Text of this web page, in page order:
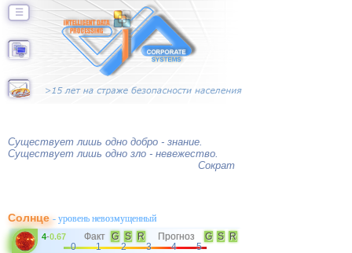
☰
Существует лишь одно добро - знание.
Существует лишь одно зло - невежество.
Сократ
Солнце- уровень невозмущенный
4-0.67 Факт G S R Прогноз G S
R
0
1 2 3 4 5